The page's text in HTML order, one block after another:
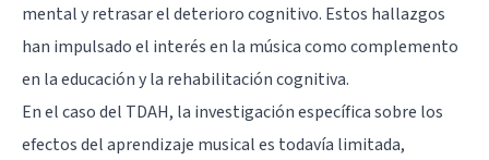
mental y retrasar el deterioro cognitivo. Estos hallazgos
han impulsado el interés en la música como complemento
en la educación y la rehabilitación cognitiva.
En el caso del TDAH, la investigación específica sobre los
efectos del aprendizaje musical es todavía limitada,